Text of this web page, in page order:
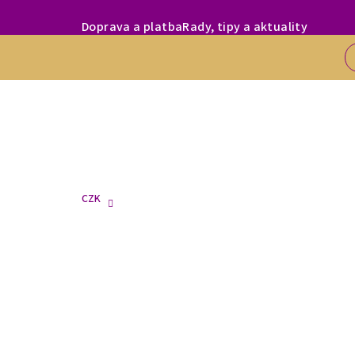
MILÍ
Doprava a platbaRady, tipy a aktuality
CZK